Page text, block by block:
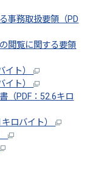
事務取扱要領（PD
閲覧に関する要領
イト）
イト）
（PDF：52.6キロ
キロバイト）